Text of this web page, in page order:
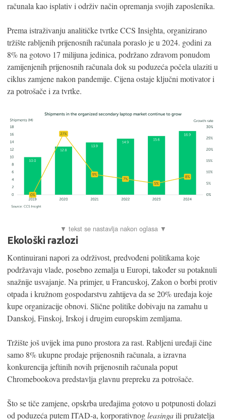
računala kao isplativ i održiv način opremanja svojih zaposlenika.
Prema istraživanju analitičke tvrtke CCS Insighta, organizirano
tržište rabljenih prijenosnih računala poraslo je u 2024. godini za
8% na gotovo 17 milijuna jedinica, podržano zdravom ponudom
zamijenjenih prijenosnih računala dok su poduzeća počela ulaziti u
ciklus zamjene nakon pandemije. Cijena ostaje ključni motivator i
za potrošače i za tvrtke.
Ekološki razlozi
Kontinuirani napori za održivost, predvođeni politikama koje
podržavaju vlade, posebno zemalja u Europi, također su potaknuli
snažnije usvajanje. Na primjer, u Francuskoj, Zakon o borbi protiv
otpada i kružnom gospodarstvu zahtijeva da se 20% uređaja koje
kupe organizacije obnovi. Slične politike dobivaju na zamahu u
Danskoj, Finskoj, Irskoj i drugim europskim zemljama.
Tržište još uvijek ima puno prostora za rast. Rabljeni uređaji čine
samo 8% ukupne prodaje prijenosnih računala, a izravna
konkurencija jeftinih novih prijenosnih računala poput
Chromebookova predstavlja glavnu prepreku za potrošače.
Što se tiče zamjene, opskrba uređajima gotovo u potpunosti dolazi
od poduzeća putem ITAD-a, korporativnogleasingaili pružatelja